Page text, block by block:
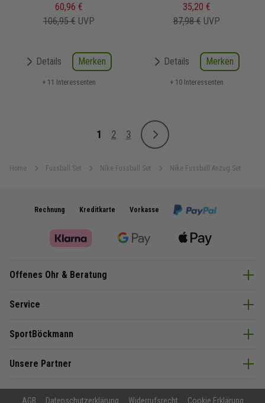
Home Fussball Set Nike Fussball Set Nike Fussball Anzug Set
60,96 €
106,95 € UVP
Details Merken
+ 11 Interessenten
35,20 €
87,98 € UVP
Details Merken
+ 10 Interessenten
Sie lesen gerade Seite
1
Seite
2
Seite
3
Weiter
Rechnung Kreditkarte Vorkasse
Offenes Ohr & Beratung
Service
SportBöckmann
Unsere Partner
AGB Datenschutzerklärung Widerrufsrecht Cookie Erklärung